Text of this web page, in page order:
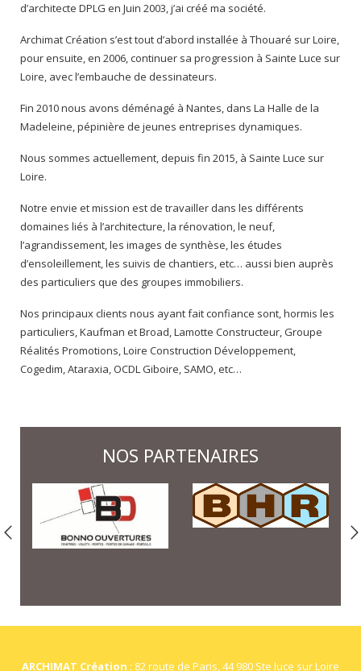
d’architecte DPLG en Juin 2003, j’ai créé ma société.
Archimat Création s’est tout d’abord installée à Thouaré sur Loire,
pour ensuite, en 2006, continuer sa progression à Sainte Luce sur
Loire, avec l’embauche de dessinateurs.
Fin 2010 nous avons déménagé à Nantes, dans La Halle de la
Madeleine, pépinière de jeunes entreprises dynamiques.
Nous sommes actuellement, depuis fin 2015, à Sainte Luce sur
Loire.
Notre envie et mission est de travailler dans les différents
domaines liés à l’architecture, la rénovation, le neuf,
l’agrandissement, les images de synthèse, les études
d’ensoleillement, les suivis de chantiers, etc… aussi bien auprès
des particuliers que des groupes immobiliers.
Nos principaux clients nous ayant fait confiance sont, hormis les
particuliers, Kaufman et Broad, Lamotte Constructeur, Groupe
Réalités Promotions, Loire Construction Développement,
Cogedim, Ataraxia, OCDL Giboire, SAMO, etc…
NOS PARTENAIRES
ARCHIMAT Création : 82 route de Paris, 44 980 Ste luce sur Loire